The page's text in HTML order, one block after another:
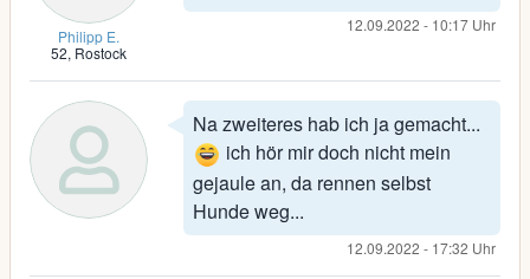
Philipp E.
52, Rostock
12.09.2022 - 10:17 Uhr
Na zweiteres hab ich ja gemacht...
ich hör mir doch nicht mein
gejaule an, da rennen selbst
Hunde weg...
12.09.2022 - 17:32 Uhr